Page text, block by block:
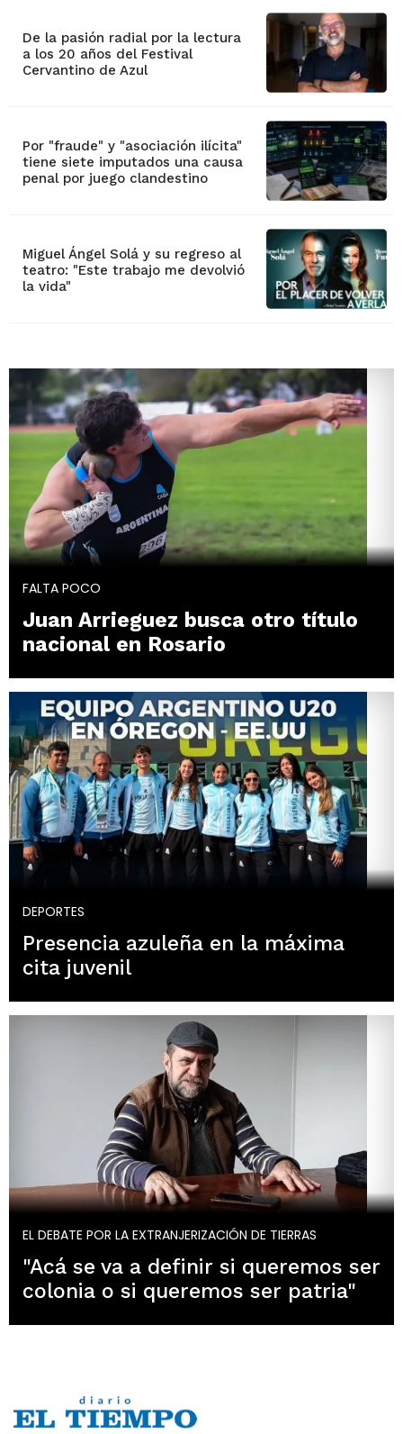
De la pasión radial por la lectura
a los 20 años del Festival
Cervantino de Azul
Por "fraude" y "asociación ilícita"
tiene siete imputados una causa
penal por juego clandestino
Miguel Ángel Solá y su regreso al
teatro: "Este trabajo me devolvió
la vida"
FALTA POCO
Juan Arrieguez busca otro título
nacional en Rosario
DEPORTES
Presencia azuleña en la máxima
cita juvenil
EL DEBATE POR LA EXTRANJERIZACIÓN DE TIERRAS
"Acá se va a definir si queremos ser
colonia o si queremos ser patria"